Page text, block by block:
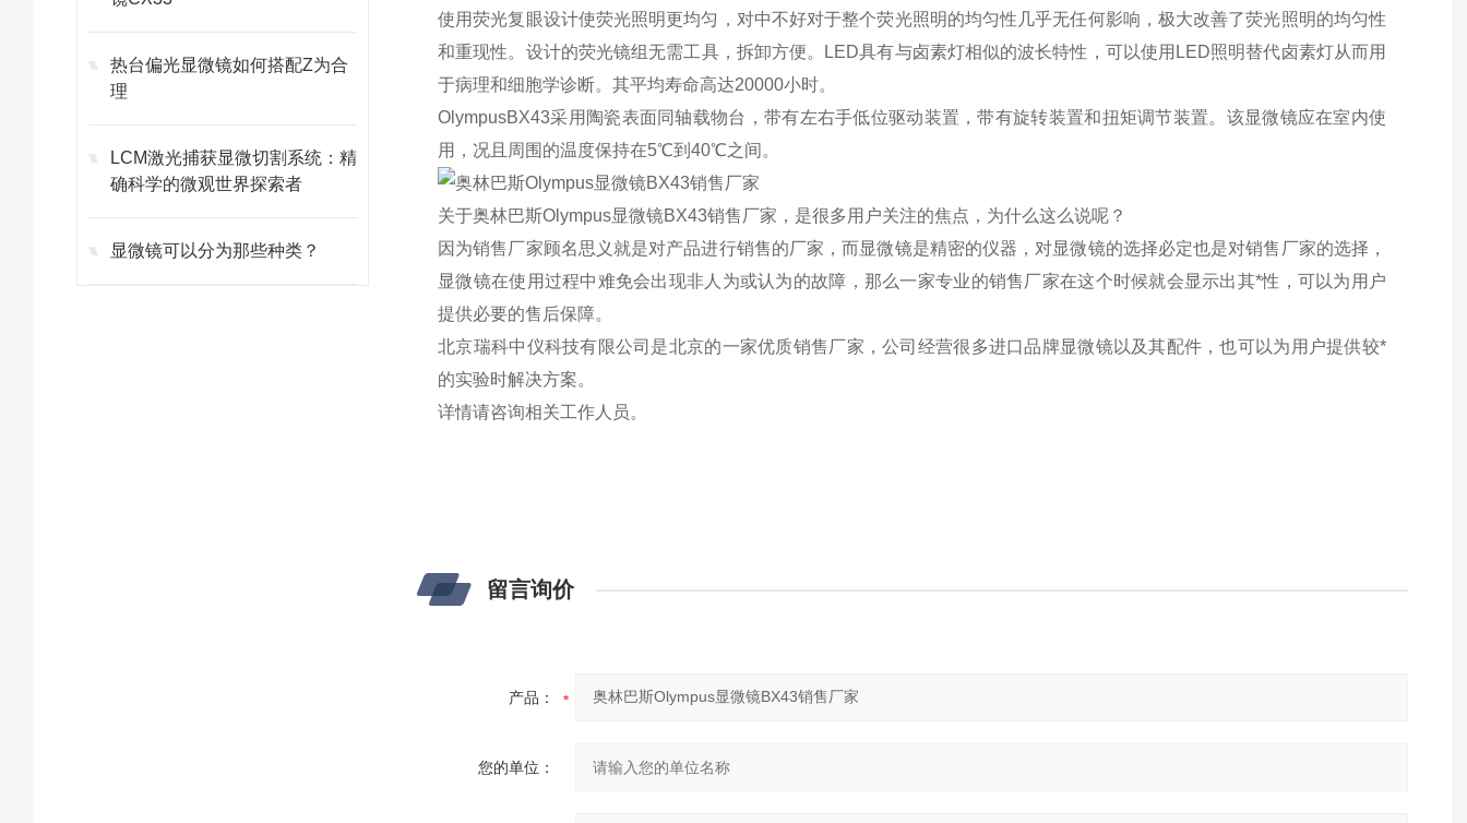
热台偏光显微镜如何搭配Z为合
理
LCM激光捕获显微切割系统：精
确科学的微观世界探索者
显微镜可以分为那些种类？
使用荧光复眼设计使荧光照明更均匀，对中不好对于整个荧光照明的均匀性几乎无任何影响，极大改善了荧光照明的均匀性
和重现性。设计的荧光镜组无需工具，拆卸方便。
LED具有与卤素灯相似的波长特性，可以使用 LED照明替代卤素灯从而用
于病理和细胞学诊断。其平均寿命高达20000小时。
OlympusBX43采用陶瓷表面同轴载物台，带有左右手低位驱动装置，带有旋转装置和扭矩调节装置。该显微镜应在室内使
用，况且周围的温度保持在5℃到40℃之间。
关于奥林巴斯Olympus显微镜BX43销售厂家，是很多用户关注的焦点，为什么这么说呢？
因为销售厂家顾名思义就是对产品进行销售的厂家，而显微镜是精密的仪器，对显微镜的选择必定也是对销售厂家的选择，
显微镜在使用过程中难免会出现非人为或认为的故障，那么一家专业的销售厂家在这个时候就会显示出其*性，可以为用户
提供必要的售后保障。
北京瑞科中仪科技有限公司是北京的一家优质销售厂家，公司经营很多进口品牌显微镜以及其配件，也可以为用户提供较*
的实验时解决方案。
详情请咨询相关工作人员。
留言询价
产品：
您的单位：